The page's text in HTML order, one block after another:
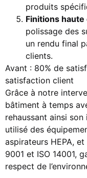
produits
Finitions haute
polissage des
un rendu final
clients.
Avant : 80% de
satisfaction client
Grâce à notre
bâtiment à temps
rehaussant ainsi
utilisé des
aspirateurs HEPA,
9001 et ISO 14001,
respect de